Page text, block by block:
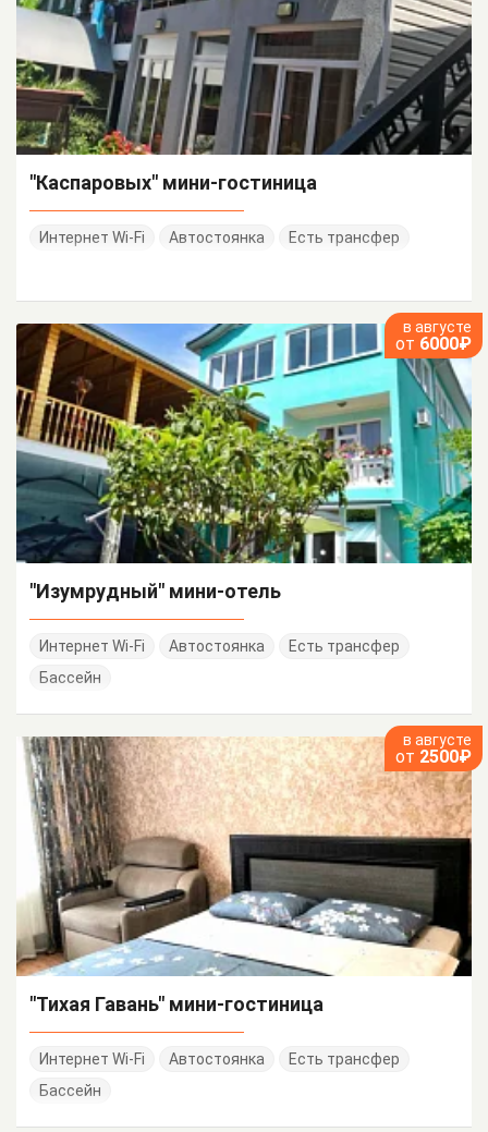
"Каспаровых" мини-гостиница
Интернет Wi-Fi Автостоянка Есть трансфер
в августе
от 6000₽
"Изумрудный" мини-отель
Интернет Wi-Fi Автостоянка
Есть трансфер
Бассейн
в августе
от 2500₽
"Тихая Гавань" мини-гостиница
Интернет Wi-Fi Автостоянка
Есть трансфер
Бассейн